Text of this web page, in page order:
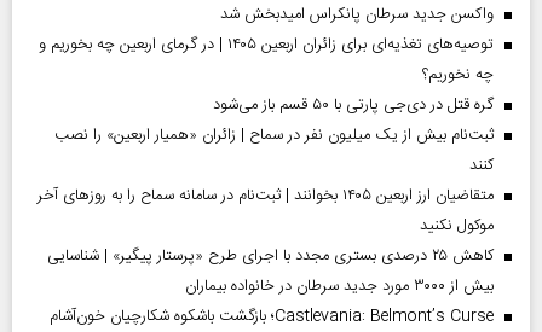
واکسن جدید سرطان پانکراس امیدبخش شد
توصیه‌های تغذیه‌ای برای زائران اربعین ۱۴۰۵ | در گرمای اربعین چه بخوریم و
چه نخوریم؟
گره قتل در دی‌جی پارتی با ۵۰ قسم باز می‌شود
ثبت‌نام بیش از یک میلیون نفر در سماح | زائران «همیار اربعین» را نصب
کنند
متقاضیان ارز اربعین ۱۴۰۵ بخوانند | ثبت‌نام در سامانه سماح را به روز‌های آخر
موکول نکنید
کاهش ۲۵ درصدی بستری مجدد با اجرای طرح «پرستار پیگیر» | شناسایی
بیش از ۳۰۰۰ مورد جدید سرطان در خانواده بیماران
Castlevania: Belmont’s Curse؛ بازگشت باشکوه شکارچیان خون‌آشام